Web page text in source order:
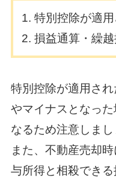
特別控除が適
損益通算・繰
特別控除が適用さ
やマイナスとなっ
なるため注意しまし
また、不動産売却
与所得と相殺でき